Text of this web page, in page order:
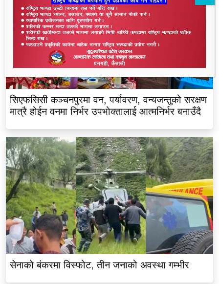
सिएफसिसी कञ्चनपुरमा वन, पर्यावरण, वन्यजन्तुको सरक्षण
मात्रै होईन वनमा निर्भर उपभोक्तालाई आत्मनिर्भर बनाउँदै
सेनाको बंकरमा विस्फोट, तीन जनाको अवस्था गम्भीर